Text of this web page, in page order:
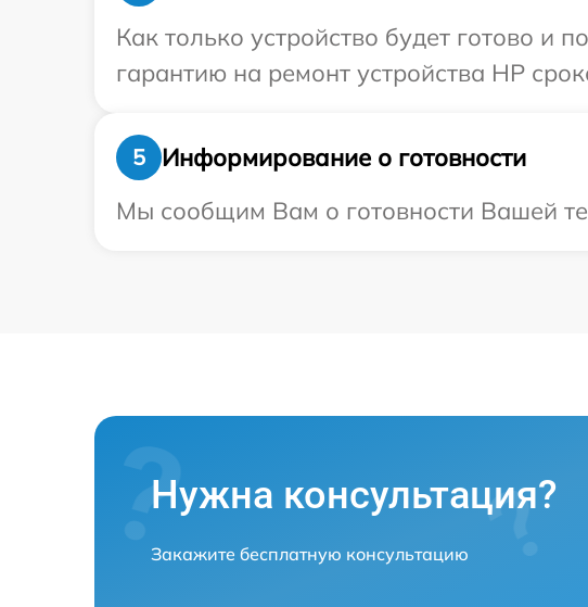
Как только устройство будет готово
гарантию на ремонт устройства HP
5
Информирование о готовности
Мы сообщим Вам о готовности Вашей
Нужна консультация?
Закажите бесплатную консультацию